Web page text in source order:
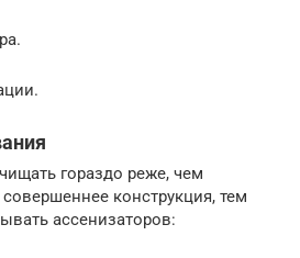
гораздо реже, чем
конструкция, тем
ассенизаторов: